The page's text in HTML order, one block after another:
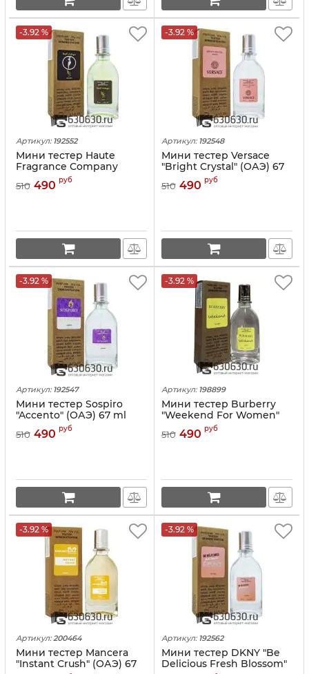
-3.92 %
Артикул: 192552
Мини тестер Haute
Fragrance Company
"Devil's Intrigue" (ОАЭ) 67
ml
510 490 руб
-3.92 %
Артикул: 192548
Мини тестер Versace
"Bright Crystal" (ОАЭ) 67
510 490 руб
-3.92 %
Артикул: 192547
Мини тестер Sospiro
"Accento" (ОАЭ) 67 ml
510 490 руб
-3.92 %
Артикул: 198899
Мини тестер Burberry
"Weekend For Women"
(ОАЭ) 67 ml
510 490 руб
-3.92 %
Артикул: 200464
Мини тестер Mancera
"Instant Crush" (ОАЭ) 67
-3.92 %
Артикул: 192562
Мини тестер DKNY "Be
Delicious Fresh Blossom"